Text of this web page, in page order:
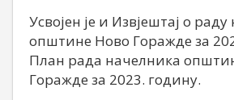
Усвојен је и Извјештај о
општине Ново Горажде за
План рада начелника
Горажде за 2023. годину.